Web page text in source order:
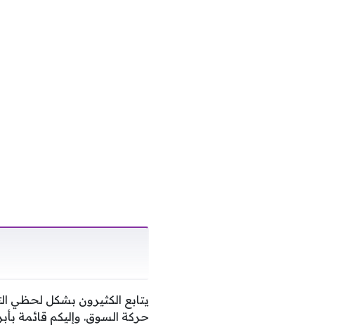
يتابع الكثيرون بشكل لحظي
حركة السوق. وإليكم قائمة